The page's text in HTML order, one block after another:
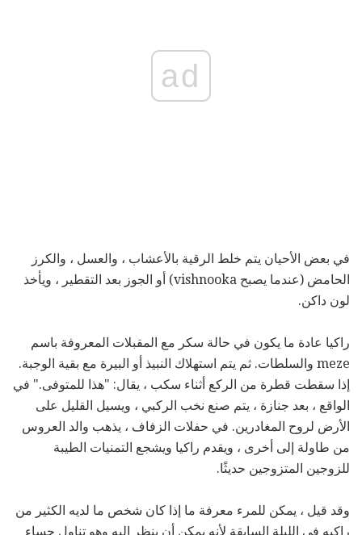
ad
في بعض الأحيان يتم خلط الرقية بالأعشاب ، والعسل ، والكرز
الحامض (عندما يصبح vishnooka) أو الجوز بعد التقطير ، ويأخذ
لون داكن.
راكيا عادة ما يكون في حالة سكر مع المقبلات المعروفة باسم
meze والسلطات. ثم يتم استهلاك النبيذ أو البيرة مع بقية الوجبة.
إذا سقطت قطرة من الركع أثناء سكب ، يقال: "هذا للمتوفى." في
الواقع ، بعد جنازة ، يتم صنع نخب الركبي ، ويسيل القليل على
الأرض لروح المغادرين. في حفلات الزفاف ، يذهب والد العروس
من طاولة إلى أخرى ، ويقدم راكيا ويشجع التمنيات الطيبة
للزوجين المتزوجين حديثًا.
وقد قيل ، يمكن للمرء معرفة ما إذا كان شخص ما لديه الكثير من
راكيه في الليلة السابقة لأنه يمكن أن ينظر إليه وهو تناول حساء